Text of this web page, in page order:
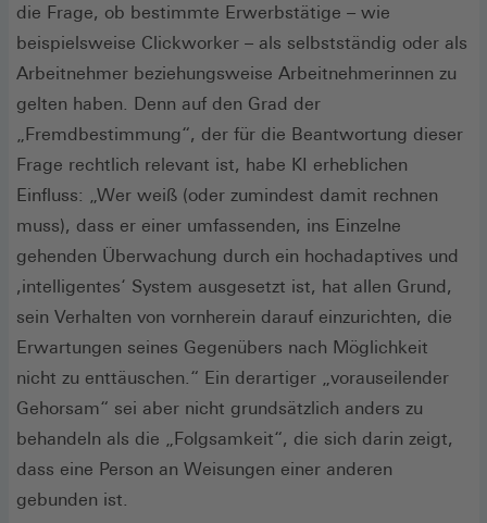
die Frage, ob bestimmte Erwerbstätige – wie
beispielsweise Clickworker – als selbstständig oder als
Arbeitnehmer beziehungsweise Arbeitnehmerinnen zu
gelten haben. Denn auf den Grad der
„Fremdbestimmung“, der für die Beantwortung dieser
Frage rechtlich relevant ist, habe KI erheblichen
Einfluss: „Wer weiß (oder zumindest damit rechnen
muss), dass er einer umfassenden, ins Einzelne
gehenden Überwachung durch ein hochadaptives und
,intelligentes‘ System ausgesetzt ist, hat allen Grund,
sein Verhalten von vornherein darauf einzurichten, die
Erwartungen seines Gegenübers nach Möglichkeit
nicht zu enttäuschen.“ Ein derartiger „vorauseilender
Gehorsam“ sei aber nicht grundsätzlich anders zu
behandeln als die „Folgsamkeit“, die sich darin zeigt,
dass eine Person an Weisungen einer anderen
gebunden ist.